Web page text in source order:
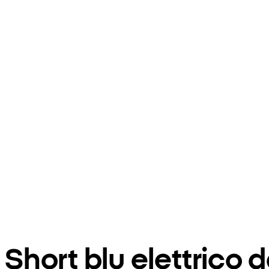
Short blu elettrico